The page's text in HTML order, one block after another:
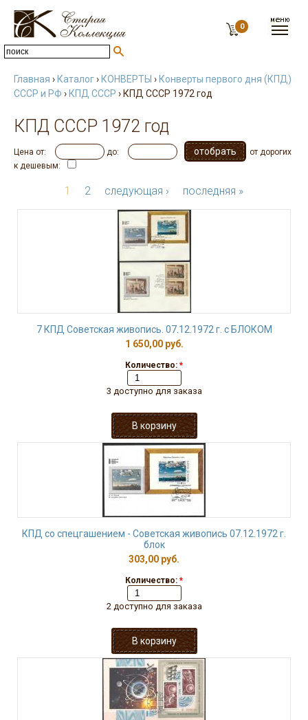
0
Главная › Каталог› КОНВЕРТЫ › Конверты первого дня (КПД)
СССР и РФ › КПД СССР › КПД СССР 1972 год
КПД СССР 1972 год
Цена от: до:
от дорогих
к дешевым:
1 2 следующая › последняя »
7 КПД Советская живопись. 07.12.1972 г. с БЛОКОМ
1 650,00 руб.
Количество: *
3 доступно для заказа
КПД со спецгашением - Советская живопись 07.12.1972 г.
блок
303,00 руб.
Количество: *
2 доступно для заказа